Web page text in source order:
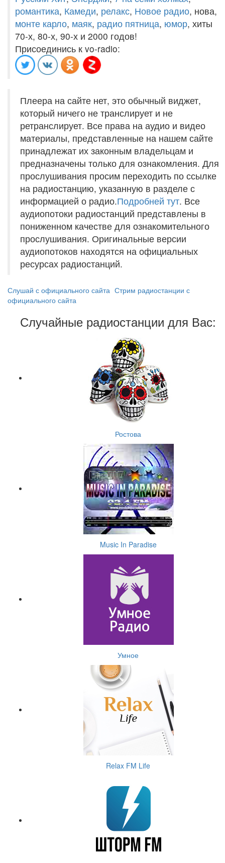
романтика, Камеди, релакс, Новое радио, нова,
монте карло, маяк, радио пятница, юмор, хиты
70-х, 80-х, 90-х и 2000 годов!
Присоединись к vo-radio:
Плеера на сайте нет, это обычный виджет,
который ничего не транслирует и не
ретранслирует. Все права на аудио и видео
материалы, представленные на нашем сайте
принадлежат их законным владельцам и
предназначены только для ознакомления. Для
прослушивания просим переходить по ссылке
на радиостанцию, указанную в разделе с
информацией о радио.Подробней тут. Все
аудиопотоки радиостанций представлены в
пониженном качестве для ознакомительного
прослушивания. Оригинальные версии
аудиопотоков находятся на официальных
ресурсах радиостанций.
Слушай с официального сайта Стрим радиостанции с
официального сайта
Случайные радиостанции для Вас:
Ростова
Music In Paradise
Умное
Relax FM Life